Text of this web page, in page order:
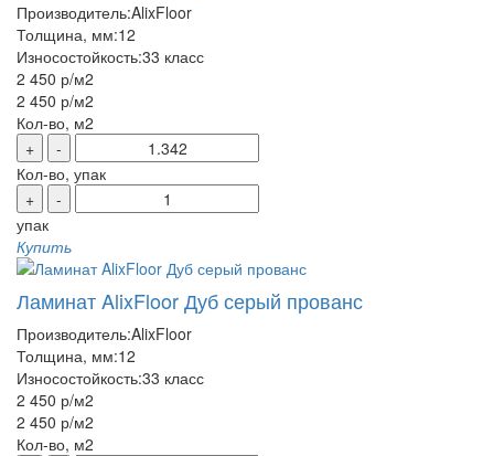
Производитель:AlixFloor
Толщина, мм:12
Износостойкость:33 класс
2 450 р/м2
2 450 р/м2
Кол-во, м2
+
-
Кол-во, упак
+
-
упак
Купить
Ламинат AlixFloor Дуб серый прованс
Производитель:AlixFloor
Толщина, мм:12
Износостойкость:33 класс
2 450 р/м2
2 450 р/м2
Кол-во, м2